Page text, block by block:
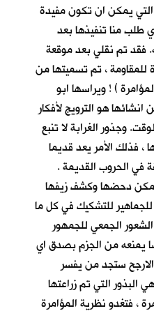
التي يمكن ان تكون مفيدة
طلب منا تنفيذها بعد
فقد تم نقلي بعد موقعة
للمقاومة ، تم تسميتها من
) ! ويراسها ابو
هو الترويج لأفكار
وجذور الغرابة لا تنبع
، فذلك الأمر يعد قديما
في الحروب القديمة .
دحضها وكشف زيفها
للتشكيك في كل ما
الجمعي للجمهور
يمنعه من الجزم بصدق اي
ستجد من يفسر
البذور التي تم زراعتها
، فتغدو نظرية المؤامرة